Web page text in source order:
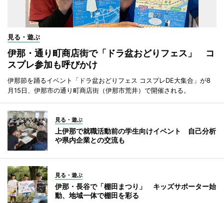
見る・遊ぶ
伊那・通り町商店街で「ドラ盆おどりフェス」 コ
スプレ参加も呼びかけ
伊那節を踊るイベント「ドラ盆おどりフェス コスプレDE大集合」が8
月15日、伊那市の通り町商店街（伊那市荒井）で開催される。
見る・遊ぶ
上伊那で就職活動前の学生向けイベント 自己分析
や県内企業との交流も
見る・遊ぶ
伊那・長谷で「棚田まつり」 キッズサポーター始
動、地域一体で棚田を彩る